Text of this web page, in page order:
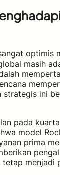
masih
strategis ini
pada
model
prima
tetap